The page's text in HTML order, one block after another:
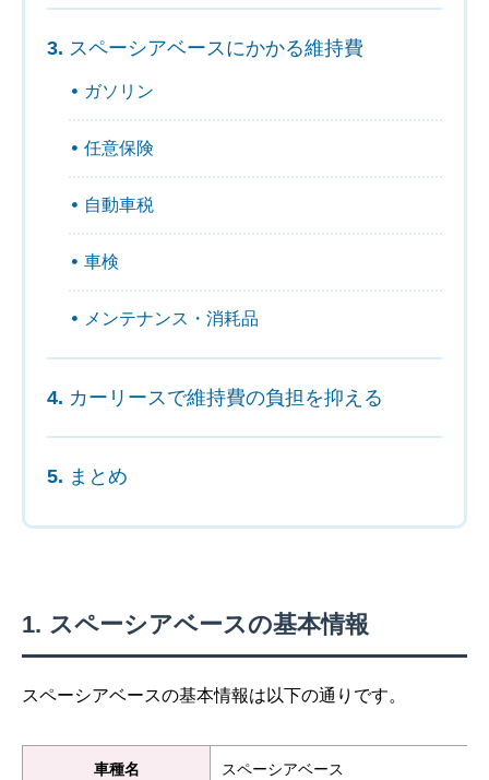
スペーシアベースにかかる維持費
ガソリン
任意保険
自動車税
車検
メンテナンス・消耗品
カーリースで維持費の負担を抑える
まとめ
スペーシアベースの基本情報
スペーシアベースの基本情報は以下の通りです。
車種名 スペーシアベース